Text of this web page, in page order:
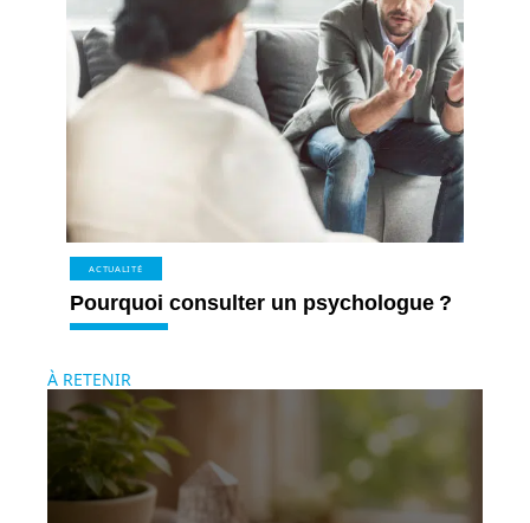
ACTUALITÉ
Pourquoi consulter un psychologue ?
À RETENIR